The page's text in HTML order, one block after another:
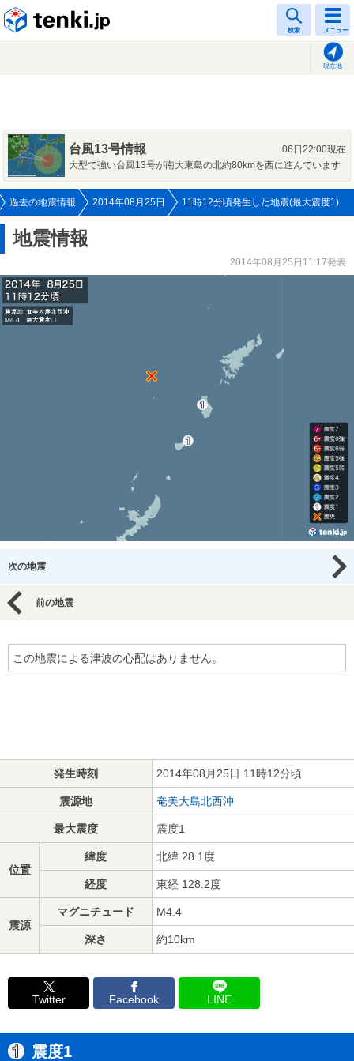
検索 メニュー
現在地
台風13号情報
06日22:00現在
大型で強い台風13号が南大東島の北約80kmを西に進んでいます
過去の地震情報 2014年08月25日 11時12分頃発生した地震(最大震度1)
地震情報
2014年08月25日11:17発表
次の地震
前の地震
この地震による津波の心配はありません。
発生時刻 2014年08月25日 11時12分頃
震源地 奄美大島北西沖
最大震度 震度1
位置
緯度 北緯 28.1度
経度 東経 128.2度
震源
マグニチュード M4.4
深さ 約10km
Twitter Facebook LINE
震度1